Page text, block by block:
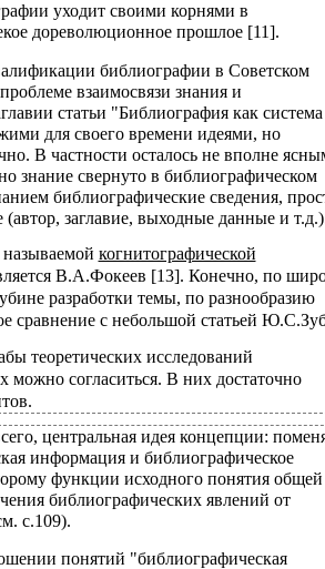
уходит своими корнями в
дореволюционное прошлое [11].
библиографии в Советском
взаимосвязи знания и
статьи "Библиография как система
для своего времени идеями, но
В частности осталось не вполне
знание свернуто в библиографическом
библиографические сведения,
заглавие, выходные данные и
когнитографической
В.А.Фокеев [13]. Конечно, по
разработки темы, по разнообразию
сравнение с небольшой статьей
теоретических исследований
можно согласиться. В них достаточно
центральная идея концепции:
информация и библиографическое
функции исходного понятия общей
библиографических явлений от
с.109).
понятий "библиографическая